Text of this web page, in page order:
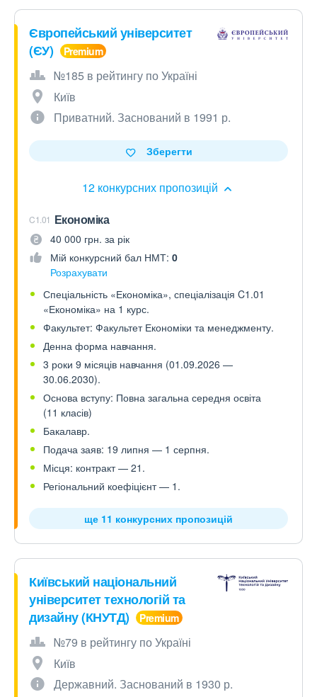
Європейський університет
(ЄУ)
№185 в рейтингу по Україні
Київ
Приватний. Заснований в 1991 р.
12 конкурсних пропозицій
Зберегти
C1.01 Економіка
40 000 грн. за рік
Мій конкурсний бал НМТ: 0
Розрахувати
Спеціальність «Економіка», спеціалізація C1.01
«Економіка» на 1 курс.
Факультет: Факультет Економіки та менеджменту.
Денна форма навчання.
3 роки 9 місяців навчання (01.09.2026 —
30.06.2030).
Основа вступу: Повна загальна середня освіта
(11 класів)
Бакалавр.
Подача заяв: 19 липня — 1 серпня.
Місця: контракт — 21.
Регіональний коефіцієнт — 1.
ще 11 конкурсних пропозицій
Київський національний
університет технологій та
дизайну (КНУТД)
№79 в рейтингу по Україні
Київ
Державний. Заснований в 1930 р.